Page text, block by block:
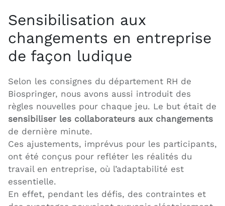
Sensibilisation aux
changements en entreprise
de façon ludique
Selon les consignes du département RH de
Biospringer, nous avons aussi introduit des
règles nouvelles pour chaque jeu. Le but était de
sensibiliser les collaborateurs aux changements
de dernière minute.
Ces ajustements, imprévus pour les participants,
ont été conçus pour refléter les réalités du
travail en entreprise, où l’adaptabilité est
essentielle.
En effet, pendant les défis, des contraintes et